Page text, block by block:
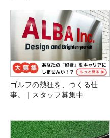
ゴルフの熱狂を、つくる仕
事。｜スタッフ募集中